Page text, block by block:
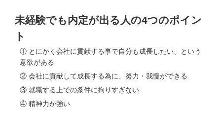
未経験でも内定が出る人の4つのポイン
ト
① とにかく会社に貢献する事で自分も成長したい、という
意欲がある
② 会社に貢献して成長する為に、努力・我慢ができる
③ 就職する上での条件に拘りすぎない
④ 精神力が強い